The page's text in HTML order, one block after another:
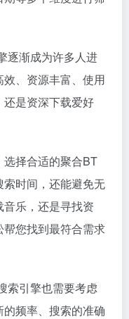
逐渐成为许多人进
、资源丰富、使用
是资深下载爱好
择合适的聚合BT
时间，还能避免无
乐，还是寻找资
您找到最符合需求
索引擎也需要考虑
频率、搜索的准确